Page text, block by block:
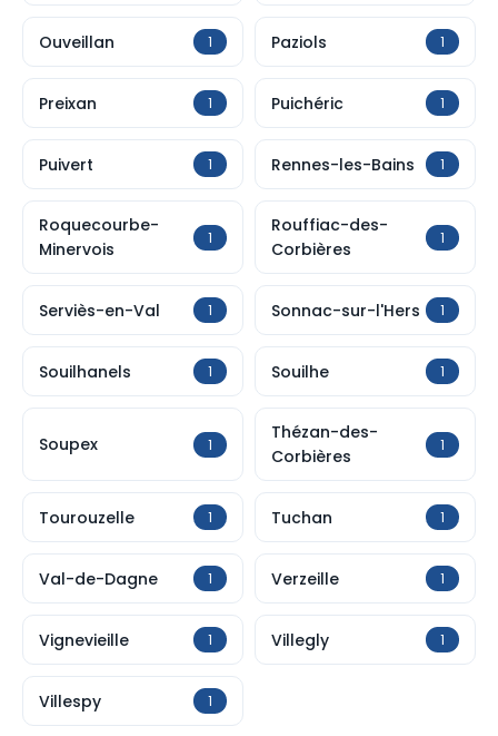
Ouveillan 1 Paziols 1
Preixan 1 Puichéric 1
Puivert 1 Rennes-les-Bains 1
Roquecourbe-
Minervois
1
Rouffiac-des-
Corbières
1
Serviès-en-Val 1 Sonnac-sur-l'Hers 1
Souilhanels 1 Souilhe 1
Soupex 1
Thézan-des-
Corbières
1
Tourouzelle 1 Tuchan 1
Val-de-Dagne 1 Verzeille 1
Vignevieille 1 Villegly 1
Villespy 1